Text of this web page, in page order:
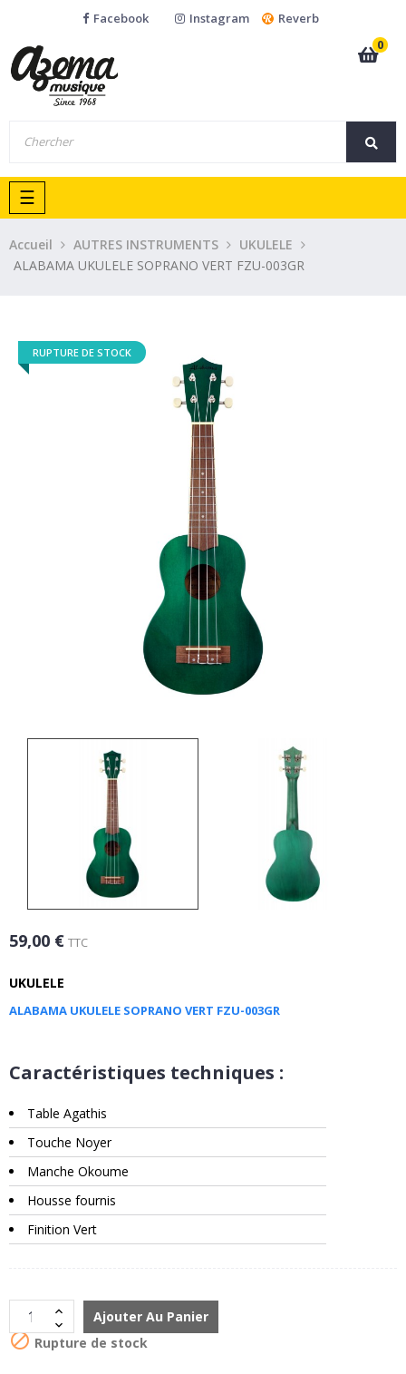
Facebook Instagram
Reverb
0
Basculer
la
navigation
☰
Accueil AUTRES INSTRUMENTS
UKULELE
ALABAMA UKULELE SOPRANO VERT FZU-003GR
RUPTURE DE STOCK
59,00 € TTC
UKULELE
ALABAMA UKULELE SOPRANO VERT FZU-003GR
Caractéristiques techniques :
Table Agathis
Touche Noyer
Manche Okoume
Housse fournis
Finition Vert
Ajouter Au Panier
 Rupture de stock